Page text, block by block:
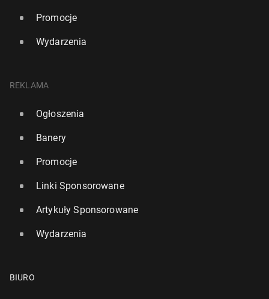
Promocje
Wydarzenia
REKLAMA
Ogłoszenia
Banery
Promocje
Linki Sponsorowane
Artykuły Sponsorowane
Wydarzenia
BIURO